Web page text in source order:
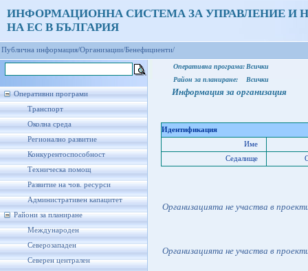
ИНФОРМАЦИОННА СИСТЕМА ЗА УПРАВЛЕНИЕ И
НА ЕС В БЪЛГАРИЯ
Публична информация/Организации/Бенефициенти/
Оперативни програми
Транспорт
Околна среда
Регионално развитие
Конкурентоспособност
Техническа помощ
Развитие на чов. ресурси
Административен капацитет
Райони за планиране
Международен
Северозападен
Северен централен
Оперативна програма: Всички
Район за планиране:
Всички
Информация за организация
Идентификация
Име
Седалище
Организацията не участва в
Организацията не участва в